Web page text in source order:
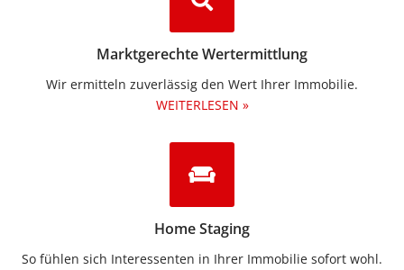
Marktgerechte Wertermittlung
Wir ermitteln zuverlässig den Wert Ihrer Immobilie.
WEITERLESEN »
Home Staging
So fühlen sich Interessenten in Ihrer Immobilie sofort wohl.